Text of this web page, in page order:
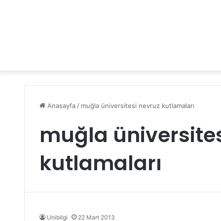
Anasayfa / muğla üniversitesi nevruz kutlamaları
muğla
kutlamaları
Unibilgi 22 Mart 2013